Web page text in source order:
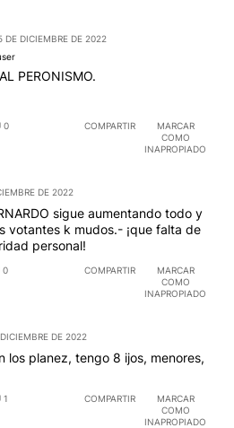
DE DICIEMBRE DE 2022
PERONISMO.
0 COMPARTIR
MARCAR
COMO
INAPROPIADO
DE 2022
sigue aumentando todo y
votantes k mudos.- ¡que falta de
personal!
0 COMPARTIR
MARCAR
COMO
INAPROPIADO
DE 2022
los planez, tengo 8 ijos, menores,
1 COMPARTIR
MARCAR
COMO
INAPROPIADO